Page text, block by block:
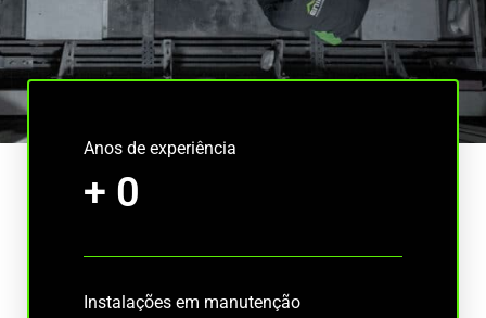
Anos de experiência
+ 0
Instalações em manutenção